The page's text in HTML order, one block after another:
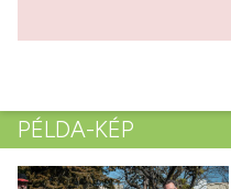
PÉLDA-KÉP